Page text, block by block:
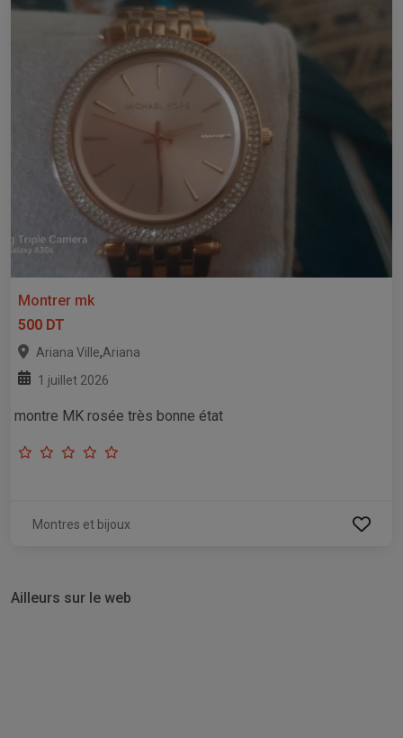
Montrer mk
500 DT
Ariana Ville,Ariana
1 juillet 2026
montre MK rosée très bonne état
Montres et bijoux
Ailleurs sur le web